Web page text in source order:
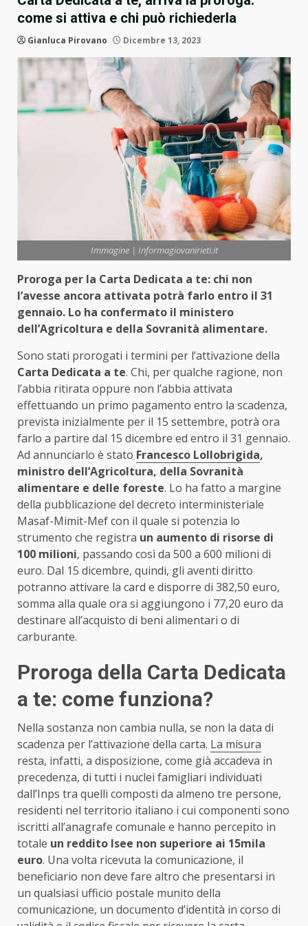
come si attiva e chi può richiederla
Gianluca Pirovano Dicembre 13, 2023
Immagine | Informagiovanirieti.it
Proroga per la Carta Dedicata a te: chi non
l’avesse ancora attivata potrà farlo entro il 31
gennaio. Lo ha confermato il ministero
dell’Agricoltura e della Sovranità alimentare.
Sono stati prorogati i termini per l’attivazione della
Carta Dedicata a te. Chi, per qualche ragione, non
l’abbia ritirata oppure non l’abbia attivata
effettuando un primo pagamento entro la scadenza,
prevista inizialmente per il 15 settembre, potrà ora
farlo a partire dal 15 dicembre ed entro il 31 gennaio.
Ad annunciarlo è stato Francesco Lollobrigida,
ministro dell’Agricoltura, della Sovranità
alimentare e delle foreste. Lo ha fatto a margine
della pubblicazione del decreto interministeriale
Masaf-Mimit-Mef con il quale si potenzia lo
strumento che registra un aumento di risorse di
100 milioni, passando così da 500 a 600 milioni di
euro. Dal 15 dicembre, quindi, gli aventi diritto
potranno attivare la card e disporre di 382,50 euro,
somma alla quale ora si aggiungono i 77,20 euro da
destinare all’acquisto di beni alimentari o di
carburante.
Proroga della Carta Dedicata
a te: come funziona?
Nella sostanza non cambia nulla, se non la data di
scadenza per l’attivazione della carta. La misura
resta, infatti, a disposizione, come già accadeva in
precedenza, di tutti i nuclei famigliari individuati
dall’Inps tra quelli composti da almeno tre persone,
residenti nel territorio italiano i cui componenti sono
iscritti all’anagrafe comunale e hanno percepito in
totale un reddito Isee non superiore ai 15mila
euro. Una volta ricevuta la comunicazione, il
beneficiario non deve fare altro che presentarsi in
un qualsiasi ufficio postale munito della
comunicazione, un documento d’identità in corso di